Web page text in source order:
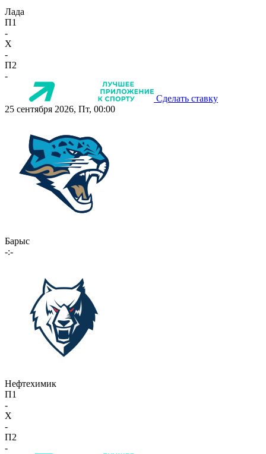
Лада
П1
-
X
-
П2
-
Сделать ставку
25 сентября 2026, Пт, 00:00
Барыс
-:-
Нефтехимик
П1
-
X
-
П2
-